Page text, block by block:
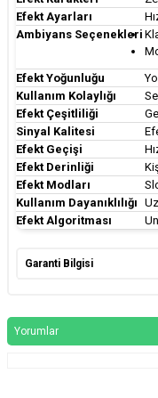
Efekt Ayarları
Ambiyans Seçenekleri
Efekt Yoğunluğu
Kullanım Kolaylığı
Efekt Çeşitliliği
Sinyal Kalitesi
Efekt Geçişi
Efekt Derinliği
Efekt Modları
Kullanım Dayanıklılığı
Efekt Algoritması
Garanti Bilgisi
Yorumlar